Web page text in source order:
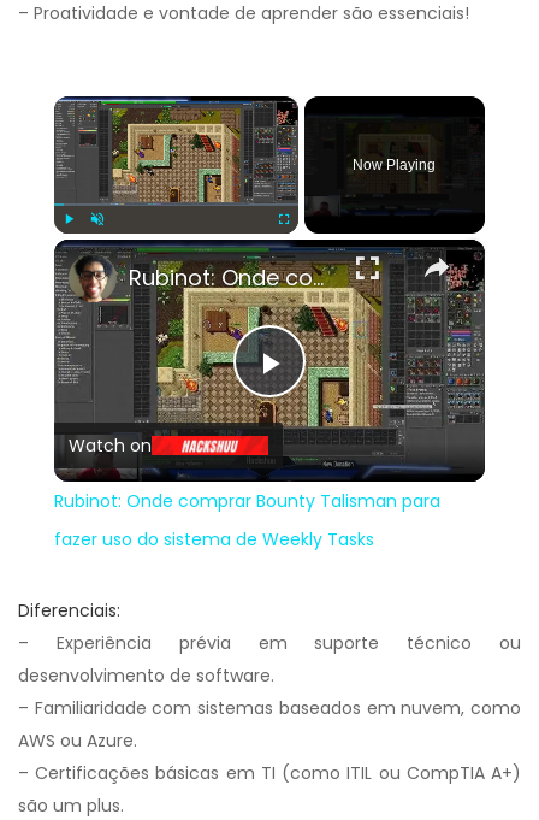
– Proatividade e vontade de aprender são essenciais!
×
Play Unmute Fullscreen
Now Playing
×
Play
Video
Rubinot: Onde comprar Bounty Talisman para fazer uso do sistema de Weekly Tasks
Watch on
Rubinot: Onde comprar Bounty Talisman para
fazer uso do sistema de Weekly Tasks
Diferenciais:
– Experiência prévia em suporte técnico ou
desenvolvimento de software.
– Familiaridade com sistemas baseados em nuvem, como
AWS ou Azure.
– Certificações básicas em TI (como ITIL ou CompTIA A+)
são um plus.